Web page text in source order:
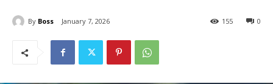
By Boss January 7, 2026 0
155